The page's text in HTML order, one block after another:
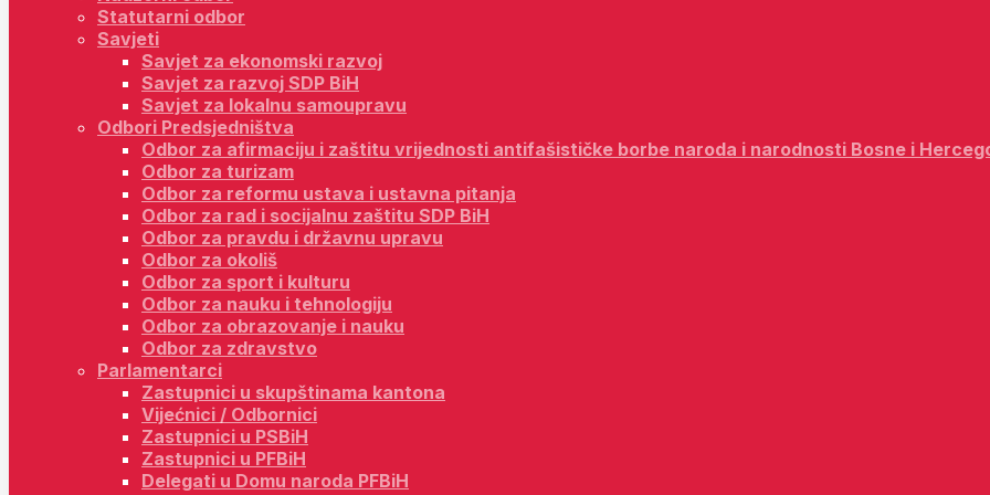
Statutarni odbor
Savjeti
Savjet za ekonomski razvoj
Savjet za razvoj SDP BiH
Savjet za lokalnu samoupravu
Odbori Predsjedništva
Odbor za afirmaciju i zaštitu vrijednosti antifašističke borbe naroda i narodnosti Bosne i
Odbor za turizam
Odbor za reformu ustava i ustavna pitanja
Odbor za rad i socijalnu zaštitu SDP BiH
Odbor za pravdu i državnu upravu
Odbor za okoliš
Odbor za sport i kulturu
Odbor za nauku i tehnologiju
Odbor za obrazovanje i nauku
Odbor za zdravstvo
Parlamentarci
Zastupnici u skupštinama kantona
Vijećnici / Odbornici
Zastupnici u PSBiH
Zastupnici u PFBiH
Delegati u Domu naroda PFBiH